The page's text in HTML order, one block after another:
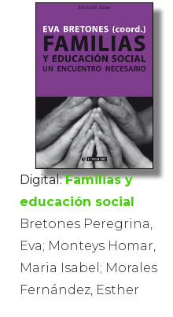
Digital: Familias y
educación social
Bretones Peregrina,
Eva; Monteys Homar,
Maria Isabel; Morales
Fernández, Esther